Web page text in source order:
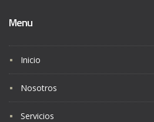
Menu
Inicio
Nosotros
Servicios